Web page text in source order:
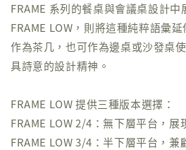
FRAME 系列的餐桌與會議桌設計
FRAME LOW，則將這種純粹語彙
作為茶几，也可作為邊桌或沙發桌
具詩意的設計精神。
FRAME LOW 提供三種版本選擇：
FRAME LOW 2/4：無下層平台，
FRAME LOW 3/4：半下層平台，兼